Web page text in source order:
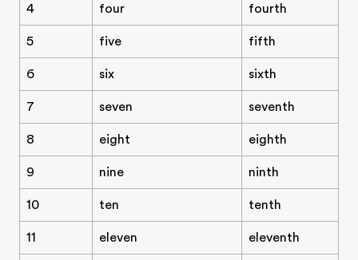
4 four fourth
5 five fifth
6 six sixth
7 seven seventh
8 eight eighth
9 nine ninth
10 ten tenth
11 eleven eleventh